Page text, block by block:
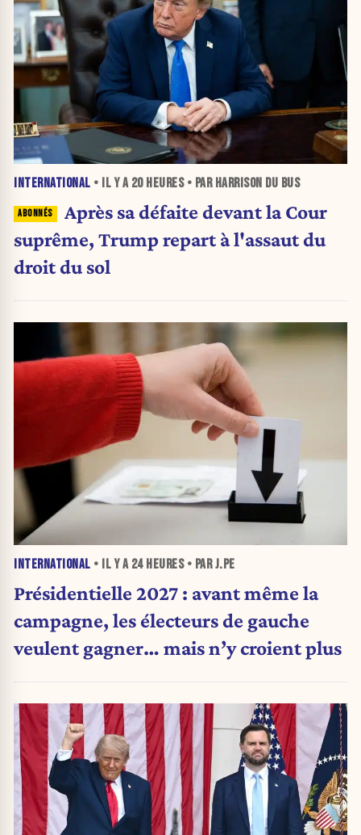
INTERNATIONAL • IL Y A 20 HEURES• PAR HARRISON DU BUS
Après sa défaite devant la Cour
suprême, Trump repart à l'assaut du
droit du sol
INTERNATIONAL • IL Y A 24 HEURES• PAR J.PE
Présidentielle 2027 : avant même la
campagne, les électeurs de gauche
veulent gagner… mais n’y croient plus